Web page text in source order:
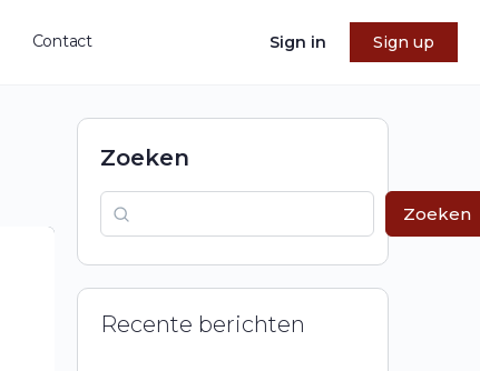
Contact Sign in Sign up
Zoeken
Zoeken
Recente berichten